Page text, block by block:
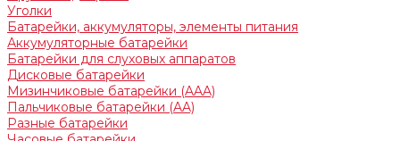
Уголки
Батарейки, аккумуляторы, элементы питания
Аккумуляторные батарейки
Батарейки для слуховых аппаратов
Дисковые батарейки
Мизинчиковые батарейки (AAA)
Пальчиковые батарейки (AA)
Разные батарейки